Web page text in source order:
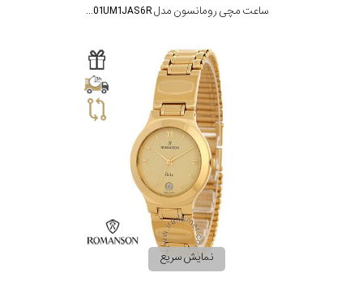
ساعت مچی رومانسون مدل TL8901UM1JAS6R
نمایش سریع